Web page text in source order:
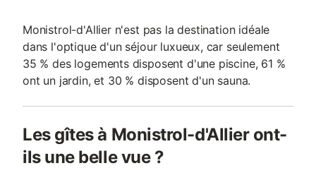
Monistrol-d'Allier n'est pas la destination idéale
dans l'optique d'un séjour luxueux, car seulement
35 % des logements disposent d'une piscine, 61 %
ont un jardin, et 30 % disposent d'un sauna.
Les gîtes à Monistrol-d'Allier ont-
ils une belle vue ?